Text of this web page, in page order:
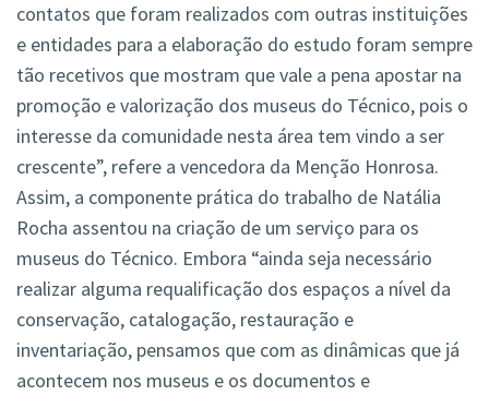
contatos que foram realizados com outras instituições
e entidades para a elaboração do estudo foram sempre
tão recetivos que mostram que vale a pena apostar na
promoção e valorização dos museus do Técnico, pois o
interesse da comunidade nesta área tem vindo a ser
crescente”, refere a vencedora da Menção Honrosa.
Assim, a componente prática do trabalho de Natália
Rocha assentou na criação de um serviço para os
museus do Técnico. Embora “ainda seja necessário
realizar alguma requalificação dos espaços a nível da
conservação, catalogação, restauração e
inventariação, pensamos que com as dinâmicas que já
acontecem nos museus e os documentos e